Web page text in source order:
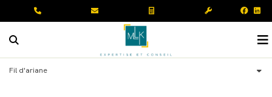
Notre cabinet
Rechercher sur le site
Fil d'ariane